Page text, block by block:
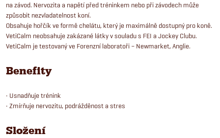
na závod. Nervozita a napětí před tréninkem nebo při závodech může
způsobit nezvladatelnost koní.
Obsahuje hořčík ve formě chelátu, který je maximálně dostupný pro koně.
VetiCalm neobsahuje zakázané látky v souladu s FEI a Jockey Clubu.
VetiCalm je testovaný ve Forenzní laboratoři – Newmarket, Anglie.
Benefity
• Usnadňuje trénink
• Zmírňuje nervozitu, podrážděnost a stres
Složení